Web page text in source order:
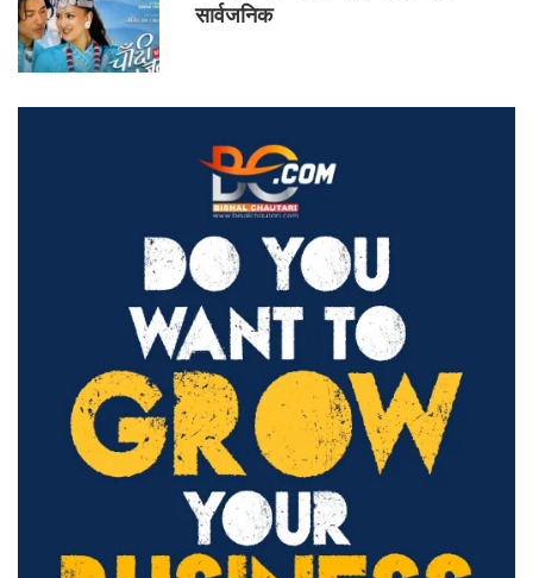
सार्वजनिक